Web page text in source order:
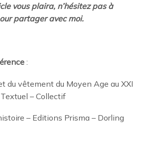
vous plaira, n’hésitez pas à
partager avec moi.
:
du vêtement du Moyen Age au XXI
– Collectif
– Editions Prisma – Dorling